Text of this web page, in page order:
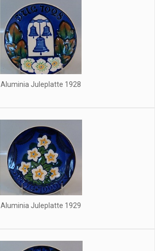
Aluminia Juleplatte 1928
Aluminia Juleplatte 1929